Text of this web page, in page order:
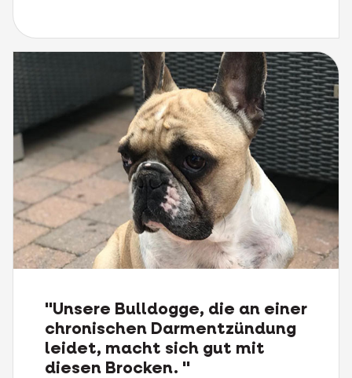
"Unsere Bulldogge, die an einer
chronischen Darmentzündung
leidet, macht sich gut mit
diesen Brocken. "